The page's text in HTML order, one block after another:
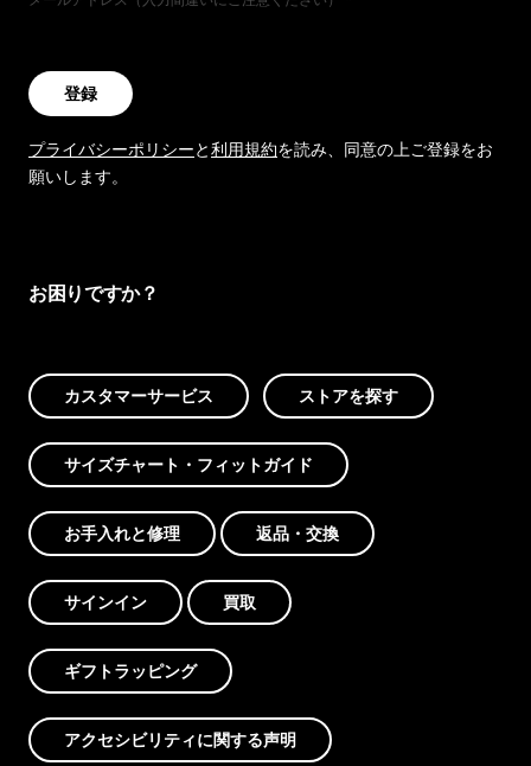
登録
プライバシーポリシーと利用規約を読み、同意の上ご登録をお
願いします。
お困りですか？
カスタマーサービス ストアを探す
サイズチャート・フィットガイド
お手入れと修理 返品・交換
サインイン 買取
ギフトラッピング
アクセシビリティに関する声明